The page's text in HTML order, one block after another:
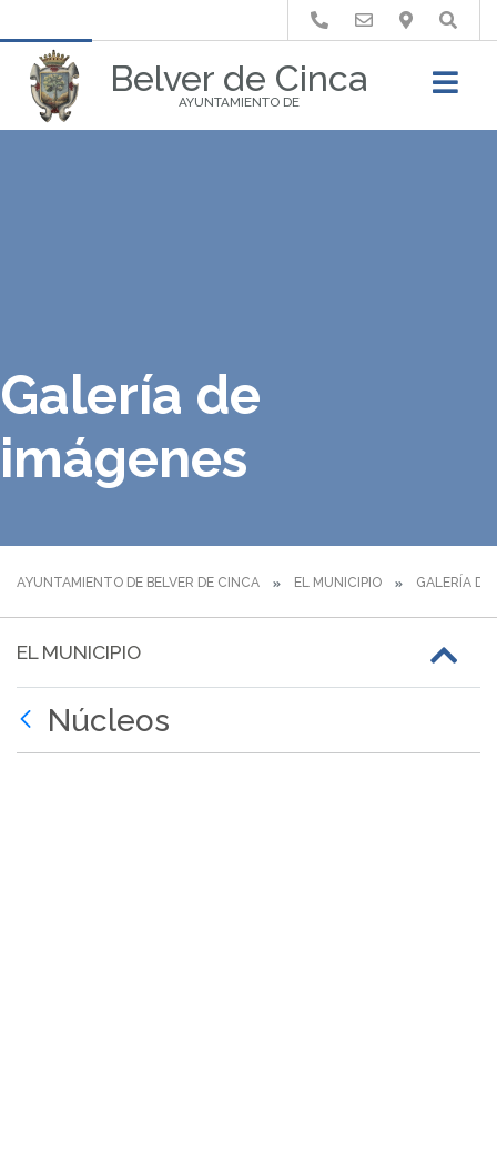
Belver de Cinca
AYUNTAMIENTO DE
Buscar
Galería de
imágenes
AYUNTAMIENTO DE BELVER DE CINCA EL MUNICIPIO GALERÍA DE
EL MUNICIPIO
Núcleos